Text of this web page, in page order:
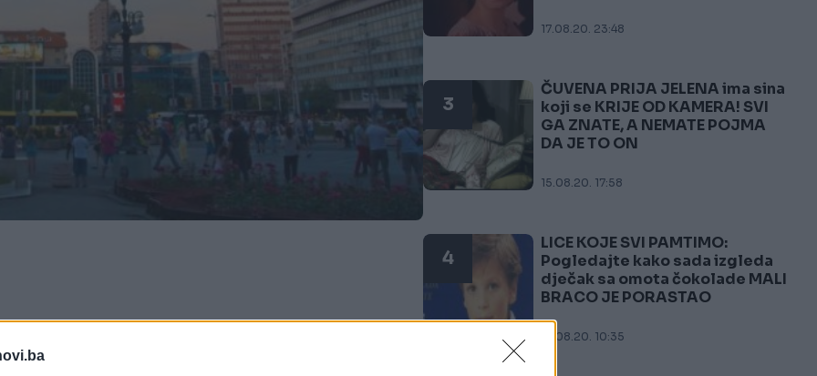
nepažljivi i bezobrazni u saobraćaju.
17.08.20. 23:48
3
ČUVENA PRIJA JELENA ima sina
koji se KRIJE OD KAMERA! SVI
GA ZNATE, A NEMATE POJMA
DA JE TO ON
15.08.20. 17:58
4
LICE KOJE SVI PAMTIMO:
Pogledajte kako sada izgleda
dječak sa omota čokolade MALI
BRACO JE PORASTAO
13.08.20. 10:35